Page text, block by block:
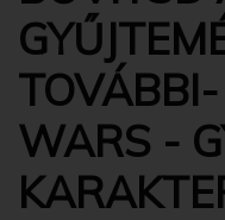
WARS -